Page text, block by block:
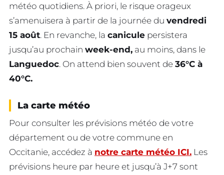
météo quotidiens. À priori, le risque orageux
s’amenuisera à partir de la journée du vendredi
15 août. En revanche, la canicule persistera
jusqu’au prochain week-end, au moins, dans le
Languedoc. On attend bien souvent de 36°C à
40°C.
La carte météo
Pour consulter les prévisions météo de votre
département ou de votre commune en
Occitanie, accédez à notre carte météo ICI. Les
prévisions heure par heure et jusqu’à J+7 sont